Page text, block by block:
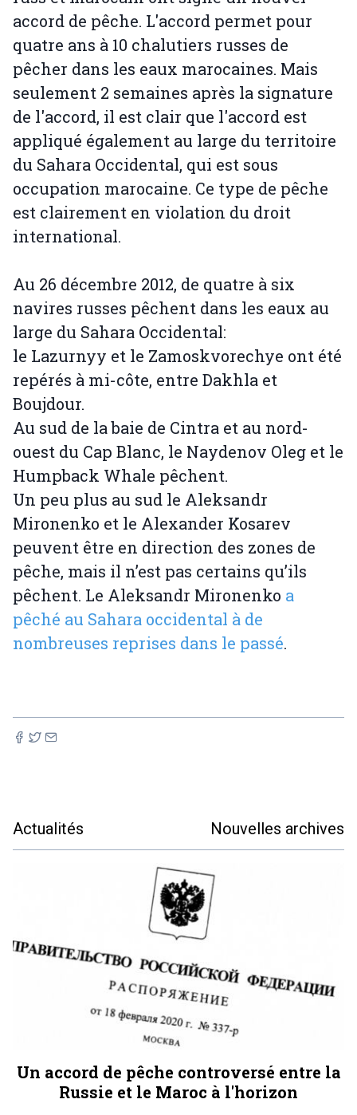
accord de pêche. L'accord permet pour
quatre ans à 10 chalutiers russes de
pêcher dans les eaux marocaines. Mais
seulement 2 semaines après la signature
de l'accord, il est clair que l'accord est
appliqué également au large du territoire
du Sahara Occidental, qui est sous
occupation marocaine. Ce type de pêche
est clairement en violation du droit
international.
Au 26 décembre 2012, de quatre à six
navires russes pêchent dans les eaux au
large du Sahara Occidental:
le Lazurnyy et le Zamoskvorechye ont été
repérés à mi-côte, entre Dakhla et
Boujdour.
Au sud de la baie de Cintra et au nord-
ouest du Cap Blanc, le Naydenov Oleg et le
Humpback Whale pêchent.
Un peu plus au sud le Aleksandr
Mironenko et le Alexander Kosarev
peuvent être en direction des zones de
pêche, mais il n’est pas certains qu’ils
pêchent. Le Aleksandr Mironenko a
pêché au Sahara occidental à de
nombreuses reprises dans le passé.
Actualités Nouvelles archives
Un accord de pêche controversé entre la
Russie et le Maroc à l'horizon